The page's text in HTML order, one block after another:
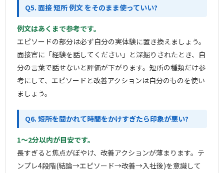
Q5. 面接 短所 例文 をそのまま使っていい?
例文はあくまで参考です。
エピソードの部分は必ず自分の実体験に置き換えましょう。
面接官に「経験を話してください」と深掘りされたとき、自
分の言葉で話せないと評価が下がります。短所の種類だけ参
考にして、エピソードと改善アクションは自分のものを使い
ましょう。
Q6. 短所を聞かれて時間をかけすぎたら印象が悪い?
1〜2分以内が目安です。
長すぎると焦点がぼやけ、改善アクションが薄まります。テ
ンプレ4段階(結論→エピソード→改善→入社後)を意識して